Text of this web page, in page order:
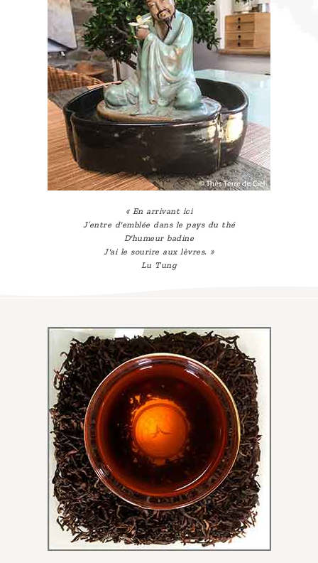
« En arrivant ici
J’entre d'emblée dans le pays du thé
D'humeur badine
J'ai le sourire aux lèvres. »
Lu Tung